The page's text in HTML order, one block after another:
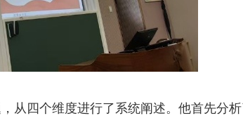
从四个维度进行了系统阐述。他首先分